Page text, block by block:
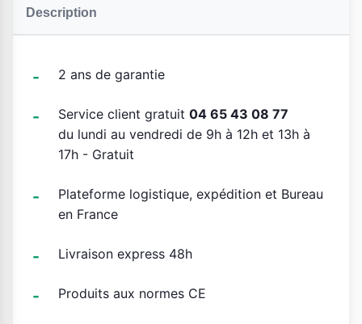
Description
2 ans de garantie
Service client gratuit 04 65 43 08 77
du lundi au vendredi de 9h à 12h et 13h à
17h - Gratuit
Plateforme logistique, expédition et Bureau
en France
Livraison express 48h
Produits aux normes CE